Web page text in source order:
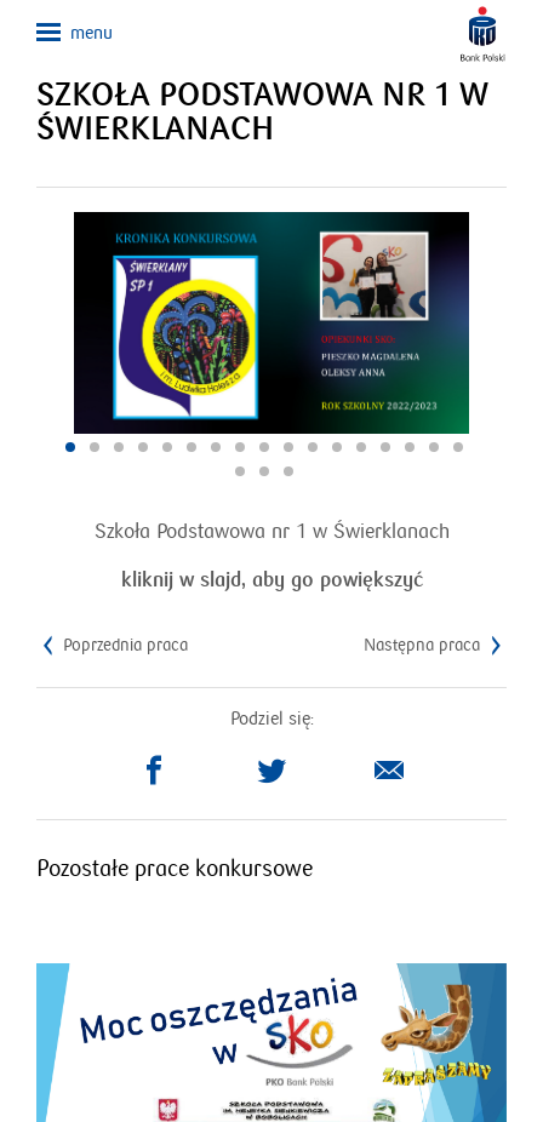
SZKOŁA PODSTAWOWA NR 1 W
ŚWIERKLANACH
Szkoła Podstawowa nr 1 w Świerklanach
kliknij w slajd, aby go powiększyć
Poprzednia praca Następna praca
Podziel się:
otworzy
w
nowym
oknie
otworzy
w
nowym
oknie
Pozostałe prace konkursowe